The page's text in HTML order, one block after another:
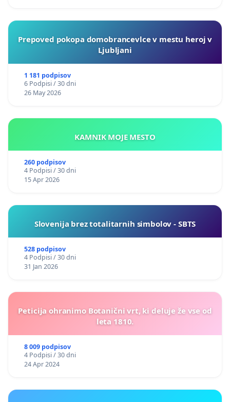
Prepoved pokopa domobrancevlce v mestu heroj v
Ljubljani
1 181 podpisov
6 Podpisi / 30 dni
26 May 2026
KAMNIK MOJE MESTO
260 podpisov
4 Podpisi / 30 dni
15 Apr 2026
Slovenija brez totalitarnih simbolov - SBTS
528 podpisov
4 Podpisi / 30 dni
31 Jan 2026
Peticija ohranimo Botanični vrt, ki deluje že vse od
leta 1810.
8 009 podpisov
4 Podpisi / 30 dni
24 Apr 2024